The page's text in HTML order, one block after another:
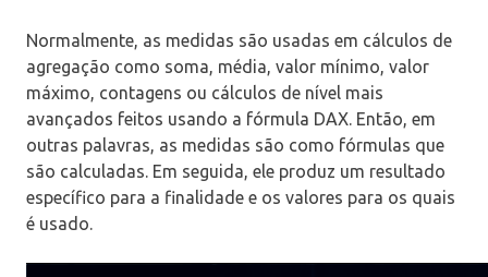
Normalmente, as medidas são usadas em cálculos de
agregação como soma, média, valor mínimo, valor
máximo, contagens ou cálculos de nível mais
avançados feitos usando a fórmula DAX. Então, em
outras palavras, as medidas são como fórmulas que
são calculadas. Em seguida, ele produz um resultado
específico para a finalidade e os valores para os quais
é usado.